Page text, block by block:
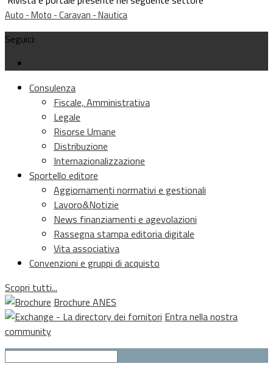
Auto - Moto - Caravan - Nautica
Seguici:
Consulenza
Fiscale, Amministrativa
Legale
Risorse Umane
Distribuzione
Internazionalizzazione
Sportello editore
Aggiornamenti normativi e gestionali
Lavoro&Notizie
News finanziamenti e agevolazioni
Rassegna stampa editoria digitale
Vita associativa
Convenzioni e gruppi di acquisto
Scopri tutti...
Brochure ANES
Entra nella nostra
community